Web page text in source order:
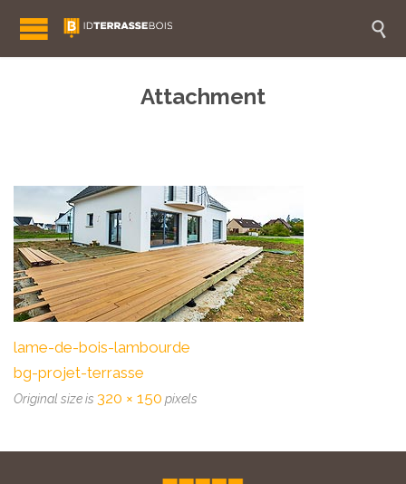

Attachment
lame-de-bois-lambourde
bg-projet-terrasse
Original size is 320 × 150 pixels